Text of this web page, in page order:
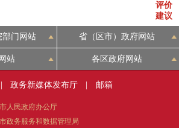
评价
建议
部门网站 省（区市）政府网站
站 各区政府网站
政务新媒体发布厅 邮箱
人民政府办公厅
政务服务和数据管理局